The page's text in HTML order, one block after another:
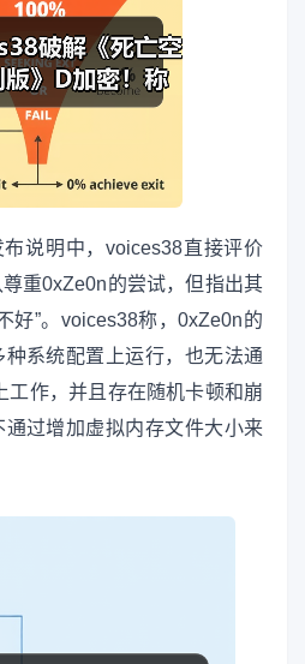
说明中，voices38直接评价
重0xZe0n的尝试，但指出其
好”。voices38称，0xZe0n的
系统配置上运行，也无法通
工作，并且存在随机卡顿和崩
过增加虚拟内存文件大小来